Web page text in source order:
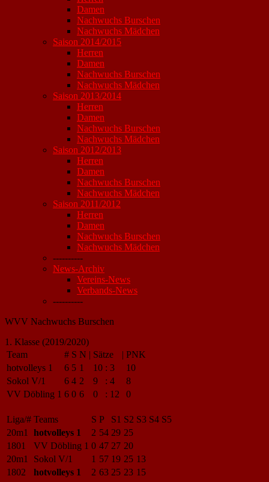
Damen
Nachwuchs Burschen
Nachwuchs Mädchen
Saison 2014/2015
Herren
Damen
Nachwuchs Burschen
Nachwuchs Mädchen
Saison 2013/2014
Herren
Damen
Nachwuchs Burschen
Nachwuchs Mädchen
Saison 2012/2013
Herren
Damen
Nachwuchs Burschen
Nachwuchs Mädchen
Saison 2011/2012
Herren
Damen
Nachwuchs Burschen
Nachwuchs Mädchen
----------
News-Archiv
Vereins-News
Verbands-News
----------
WVV Nachwuchs Burschen
1. Klasse (2019/2020)
Team
# S N | Sätze | PNK
hotvolleys 1
6 5 1 10 : 3
10
Sokol V/1
6 4 2 9 : 4
8
VV Döbling 1 6 0 6 0 : 12 0
Liga/# Teams S P S1 S2 S3 S4 S5
20m1
hotvolleys 1 2 54 29 25
1801
VV Döbling 1 0 47 27 20
20m1
Sokol V/1 1 57 19 25 13
1802
hotvolleys 1 2 63 25 23 15